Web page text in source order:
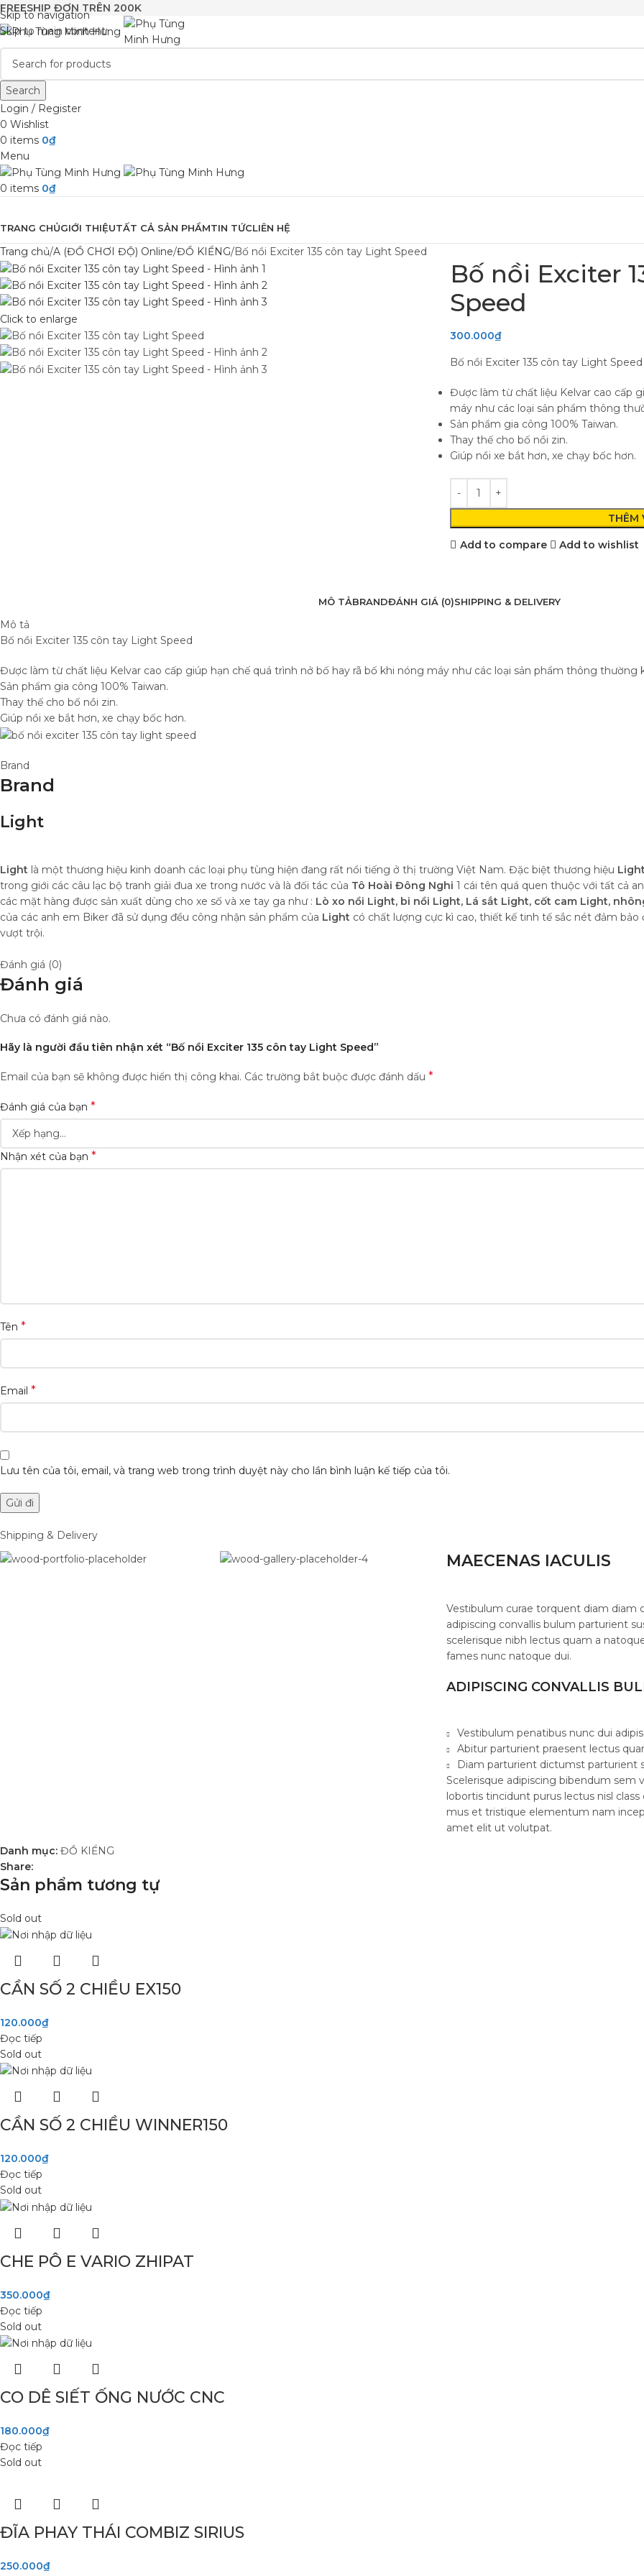
Skip to navigation
Skip to main content
FREESHIP ĐƠN TRÊN 200K
Search
Login / Register
0 Wishlist
0 items 0₫
Menu
0 items 0₫
TRANG CHỦGIỚI THIỆUTẤT CẢ SẢN PHẨMTIN TỨCLIÊN HỆ
Trang chủ A (ĐỒ CHƠI ĐỘ) Online ĐỒ KIỂNG Bố nồi Exciter 135 côn tay Light Speed
Click to enlarge
Bố nồi Exciter
Speed
300.000₫
Bố nồi Exciter 135 côn tay Light Speed
Được làm từ chất liệu Kelvar cao cấp
máy như các loại sản phẩm thông
Sản phẩm gia công 100% Taiwan.
Thay thế cho bố nồi zin.
Giúp nồi xe bắt hơn, xe chạy bốc hơn.
THÊM
Add to compare Add to wishlist
MÔ TẢBRANDĐÁNH GIÁ (0)SHIPPING & DELIVERY
Mô tả
Bố nồi Exciter 135 côn tay Light Speed
Được làm từ chất liệu Kelvar cao cấp giúp hạn chế quá trình nở bố hay rã bố khi nóng máy như các loại sản phẩm thông thường
Sản phẩm gia công 100% Taiwan.
Thay thế cho bố nồi zin.
Giúp nồi xe bắt hơn, xe chạy bốc hơn.
Brand
Brand
Light
Light là một thương hiệu kinh doanh các loại phụ tùng hiện đang rất nổi tiếng ở thị trường Việt Nam. Đặc biệt thương hiệu Light
trong giới các câu lạc bộ tranh giải đua xe trong nước và là đối tác của Tô Hoài Đông Nghi 1 cái tên quá quen thuộc với tất cả
các mặt hàng được sản xuất dùng cho xe số và xe tay ga như : Lò xo nồi Light, bi nồi Light, Lá sắt Light, cốt cam Light,
của các anh em Biker đã sử dụng đều công nhận sản phẩm của Light có chất lượng cực kì cao, thiết kế tinh tế sắc nét đảm
vượt trội.
Đánh giá (0)
Đánh giá
Chưa có đánh giá nào.
Hãy là người đầu tiên nhận xét “Bố nồi Exciter 135 côn tay Light Speed”
Email của bạn sẽ không được hiển thị công khai. Các trường bắt buộc được đánh dấu *
Đánh giá của bạn *
Nhận xét của bạn *
Tên *
Email *
Lưu tên của tôi, email, và trang web trong trình duyệt này cho lần bình luận kế tiếp của tôi.
Shipping & Delivery
MAECENAS IACULIS
Vestibulum curae torquent diam diam
adipiscing convallis bulum parturient
scelerisque nibh lectus quam a
fames nunc natoque dui.
ADIPISCING CONVALLIS
Vestibulum penatibus nunc dui
Abitur parturient praesent lectus
Diam parturient dictumst parturient
Scelerisque adipiscing bibendum sem
lobortis tincidunt purus lectus nisl
mus et tristique elementum nam
amet elit ut volutpat.
Danh mục: ĐỒ KIỂNG
Share:
Sản phẩm tương tự
Sold out
CẦN SỐ 2 CHIỀU EX150
120.000₫
Đọc tiếp
Sold out
CẦN SỐ 2 CHIỀU WINNER150
120.000₫
Đọc tiếp
Sold out
CHE PÔ E VARIO ZHIPAT
350.000₫
Đọc tiếp
Sold out
CO DÊ SIẾT ỐNG NƯỚC CNC
180.000₫
Đọc tiếp
Sold out
ĐĨA PHAY THÁI COMBIZ SIRIUS
250.000₫